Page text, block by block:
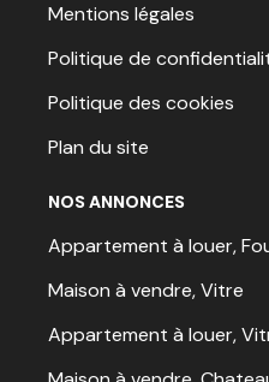
Mentions légales
Politique de
Politique des cookies
Plan du site
NOS ANNONCES
Appartement à louer,
Maison à vendre, Vitre
Appartement à louer,